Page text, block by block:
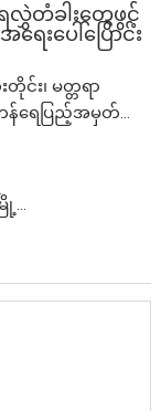
လွှဲတံခါးတွေဖွင့်
းပေါ်ပြောင်း
တိုင်း၊ မတ္တရာ
ရေပြည့်အမှတ်...
...